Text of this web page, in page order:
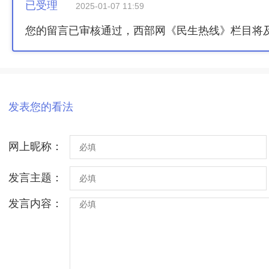
已受理 2025-01-07 11:59
您的留言已审核通过，西部网《民生热线》栏目将
发表您的看法
网上昵称：
发言主题：
发言内容：